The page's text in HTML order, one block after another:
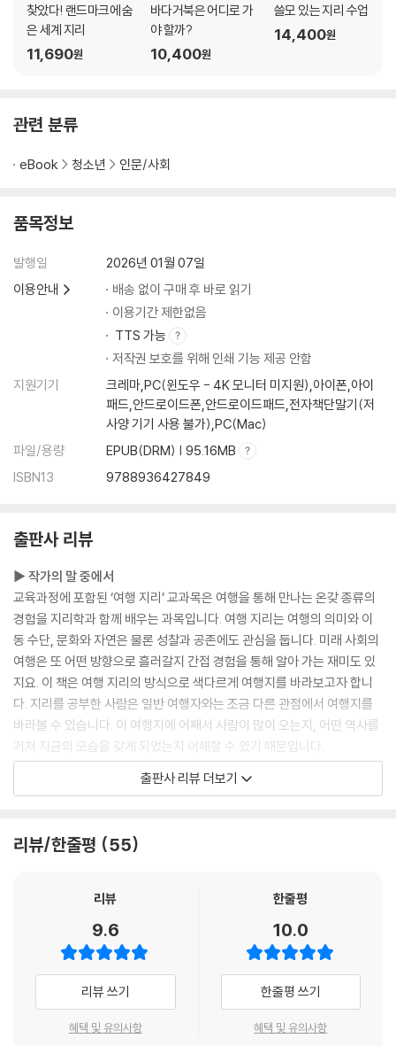
찾았다! 랜드마크에 숨
은 세계 지리
11,690원
바다거북은 어디로 가
야 할까?
10,400원
쓸모 있는 지리 수업
14,400원
관련 분류
eBook 청소년 인문/사회
품목정보
발행일
2026년 01월 07일
이용안내
배송 없이 구매 후 바로 읽기
이용기간 제한없음
TTS 가능
저작권 보호를 위해 인쇄 기능 제공 안함
지원기기
크레마,PC(윈도우 - 4K 모니터 미지원),아이폰,아이
패드,안드로이드폰,안드로이드패드,전자책단말기(저
사양 기기 사용 불가),PC(Mac)
파일/용량
EPUB(DRM) | 95.16MB
ISBN13
9788936427849
출판사 리뷰
▶ 작가의 말 중에서
교육과정에 포함된 ‘여행 지리’ 교과목은 여행을 통해 만나는 온갖 종류의
경험을 지리학과 함께 배우는 과목입니다. 여행 지리는 여행의 의미와 이
동 수단, 문화와 자연은 물론 성찰과 공존에도 관심을 둡니다. 미래 사회의
여행은 또 어떤 방향으로 흘러갈지 간접 경험을 통해 알아 가는 재미도 있
지요. 이 책은 여행 지리의 방식으로 색다르게 여행지를 바라보고자 합니
다. 지리를 공부한 사람은 일반 여행자와는 조금 다른 관점에서 여행지를
바라볼 수 있습니다. 이 여행지에 어째서 사람이 많이 오는지, 어떤 역사를
거쳐 지금의 모습을 갖게 되었는지 이해할 수 있기 때문입니다.
이 책은 여행을 통해 견문을 넓히고 영감을 얻고자 하는 독자를 위한 여행
을 풍성하게 이끌어 준다면 기쁘겠습니다. 이 책을 통한 간접 여행이, 언젠
출판사 리뷰 더보기
리뷰/한줄평 55
리뷰
9.6
리뷰 쓰기
혜택 및 유의사항
한줄평
10.0
한줄평 쓰기
혜택 및 유의사항